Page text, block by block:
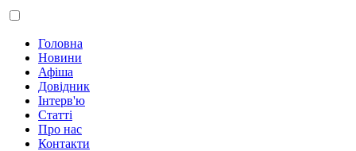
Головна
Новини
Афіша
Довідник
Інтерв'ю
Статті
Про нас
Контакти